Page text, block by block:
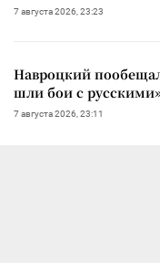
7 августа 2026, 23:23
Навроцкий
шли бои с
7 августа 2026, 23:11